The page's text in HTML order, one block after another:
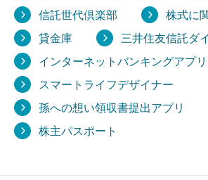
信託世代倶楽部
株式に
貸金庫
三井住友信託ダ
インターネットバンキングアプリ
スマートライフデザイナー
孫への想い領収書提出アプリ
株主パスポート